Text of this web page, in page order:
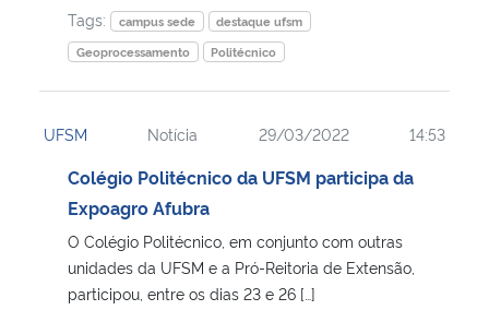
Tags:
campus sede
destaque ufsm
Geoprocessamento
Politécnico
UFSM Notícia 29/03/2022 14:53
Colégio Politécnico da UFSM participa da
Expoagro Afubra
O Colégio Politécnico, em conjunto com outras
unidades da UFSM e a Pró-Reitoria de Extensão,
participou, entre os dias 23 e 26 […]